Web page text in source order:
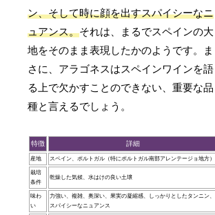
ン、そして時に顔を出すスパイシーなニ
ュアンス。それは、まるでスペインの大
地をそのまま表現したかのようです。ま
さに、アラゴネスはスペインワインを語
る上で欠かすことのできない、重要な品
種と言えるでしょう。
特徴 詳細
産地 スペイン、ポルトガル（特にポルトガル南部アレンテージョ地方）
栽培
条件
乾燥した気候、水はけの良い土壌
味わ
い
力強い、複雑、奥深い、果実の凝縮感、しっかりとしたタンニン、
スパイシーなニュアンス